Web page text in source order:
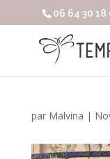
06 64 30 18
par Malvina |